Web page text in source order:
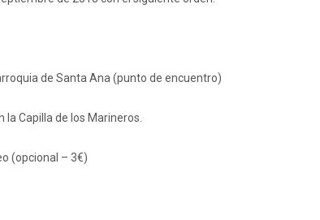
de Santa Ana (punto de encuentro)
Capilla de los Marineros.
(opcional – 3€)